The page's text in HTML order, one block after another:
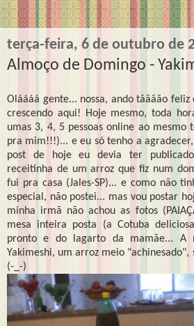
terça-feira, 6 de outubro de
Almoço de Domingo -
Oláááá gente... nossa, ando tãããão
crescendo aqui! Hoje mesmo, toda
umas 3, 4, 5 pessoas online ao mesmo
pra mim!!!)... e eu só tenho a
post de hoje eu devia ter
receitinha de um arroz que fiz num
fui pra casa (Jales-SP)... e como não
especial, não postei... mas vou postar
minha irmã não achou as fotos
mesa inteira posta (a Cotuba
pronto e do lagarto da mamãe... A
Yakimeshi, um arroz meio "achinesado",
(-_-)